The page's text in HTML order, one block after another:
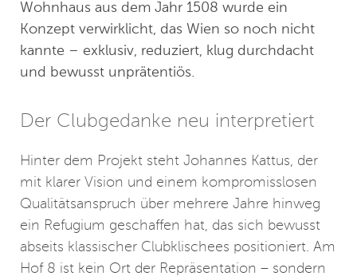
Wohnhaus aus dem Jahr 1508 wurde ein
Konzept verwirklicht, das Wien so noch nicht
kannte – exklusiv, reduziert, klug durchdacht
und bewusst unprätentiös.
Der Clubgedanke neu interpretiert
Hinter dem Projekt steht Johannes Kattus, der
mit klarer Vision und einem kompromisslosen
Qualitätsanspruch über mehrere Jahre hinweg
ein Refugium geschaffen hat, das sich bewusst
abseits klassischer Clubklischees positioniert. Am
Hof 8 ist kein Ort der Repräsentation – sondern